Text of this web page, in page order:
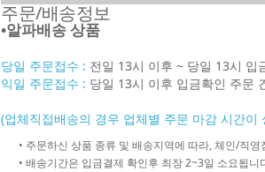
주문/배송정보
•알파배송 상품
당일 주문접수 : 전일 13시 이후 ~ 당일 13시 입
익일 주문접수 : 당일 13시 이후 입금확인 주문
(업체직접배송의 경우 업체별 주문 마감 시간이
• 주문하신 상품 종류 및 배송지역에 따라, 체인/직
• 배송기간은 입금결제 확인후 최장 2~3일 소요됩